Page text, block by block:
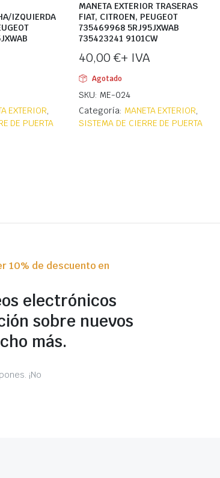
IZQUIERDA
EXTERIOR,
DE PUERTA
MANETA EXTERIOR TRASERAS
FIAT, CITROEN, PEUGEOT
735469968 5RJ95JXWAB
735423241 9101CW
40,00 €+ IVA
Agotado
SKU: ME-024
Categoría: MANETA EXTERIOR,
SISTEMA DE CIERRE DE PUERTA
10% de descuento en
electrónicos
sobre nuevos
más.
¡No